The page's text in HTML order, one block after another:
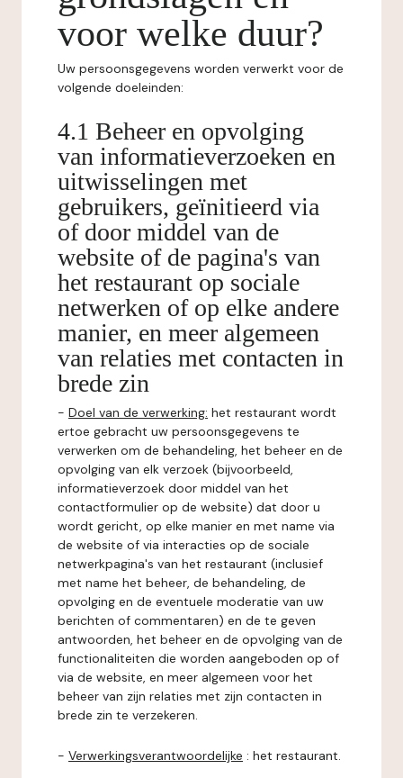
voor welke duur?
Uw persoonsgegevens worden verwerkt voor de
volgende doeleinden:
4.1 Beheer en opvolging
van informatieverzoeken en
uitwisselingen met
gebruikers, geïnitieerd via
of door middel van de
website of de pagina's van
het restaurant op sociale
netwerken of op elke andere
manier, en meer algemeen
van relaties met contacten in
brede zin
- Doel van de verwerking: het restaurant wordt
ertoe gebracht uw persoonsgegevens te
verwerken om de behandeling, het beheer en de
opvolging van elk verzoek (bijvoorbeeld,
informatieverzoek door middel van het
contactformulier op de website) dat door u
wordt gericht, op elke manier en met name via
de website of via interacties op de sociale
netwerkpagina's van het restaurant (inclusief
met name het beheer, de behandeling, de
opvolging en de eventuele moderatie van uw
berichten of commentaren) en de te geven
antwoorden, het beheer en de opvolging van de
functionaliteiten die worden aangeboden op of
via de website, en meer algemeen voor het
beheer van zijn relaties met zijn contacten in
brede zin te verzekeren.
- Verwerkingsverantwoordelijke : het restaurant.